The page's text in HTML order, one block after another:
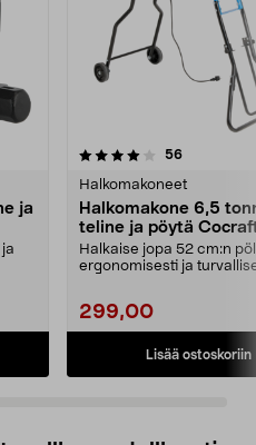
ja
56arvostelut
Halkomakoneet
Halkomakone 6,5
teline ja pöytä
Halkaise jopa 52 cm:n
ergonomisesti ja
299,00
Lisää ostoskoriin
4.5 viidestä